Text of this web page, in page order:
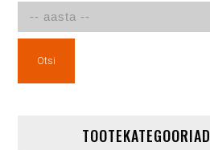
Otsi
TOOTEKATEGOORIAD